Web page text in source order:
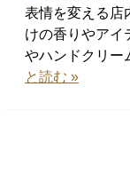
表情を変える店
けの香りやア
やハンドクリー
と読む »